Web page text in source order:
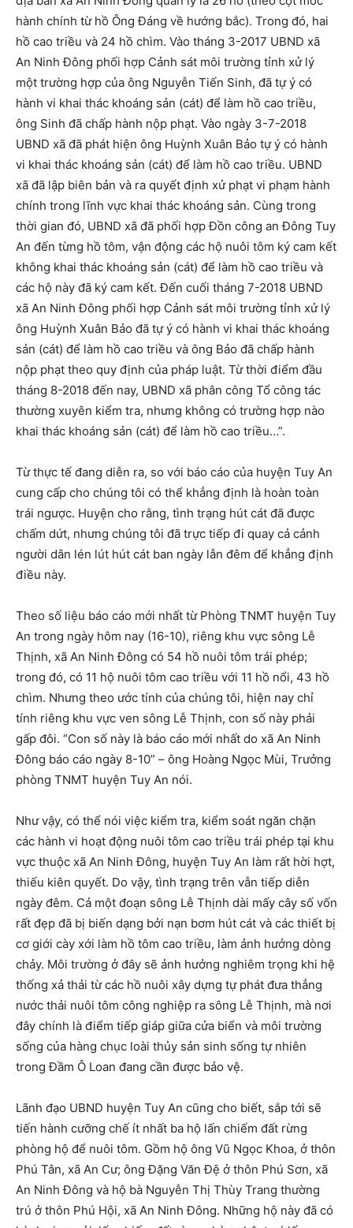
hành chính từ hồ Ông Đáng về hướng bắc). Trong đó, hai
hồ cao triều và 24 hồ chìm. Vào tháng 3-2017 UBND xã
An Ninh Đông phối hợp Cảnh sát môi trường tỉnh xử lý
một trường hợp của ông Nguyễn Tiến Sinh, đã tự ý có
hành vi khai thác khoáng sản (cát) để làm hồ cao triều,
ông Sinh đã chấp hành nộp phạt. Vào ngày 3-7-2018
UBND xã đã phát hiện ông Huỳnh Xuân Bảo tự ý có hành
vi khai thác khoáng sản (cát) để làm hồ cao triều. UBND
xã đã lập biên bản và ra quyết định xử phạt vi phạm hành
chính trong lĩnh vực khai thác khoáng sản. Cùng trong
thời gian đó, UBND xã đã phối hợp Đồn công an Đông Tuy
An đến từng hồ tôm, vận động các hộ nuôi tôm ký cam kết
không khai thác khoáng sản (cát) để làm hồ cao triều và
các hộ này đã ký cam kết. Đến cuối tháng 7-2018 UBND
xã An Ninh Đông phối hợp Cảnh sát môi trường tỉnh xử lý
ông Huỳnh Xuân Bảo đã tự ý có hành vi khai thác khoáng
sản (cát) để làm hồ cao triều và ông Bảo đã chấp hành
nộp phạt theo quy định của pháp luật. Từ thời điểm đầu
tháng 8-2018 đến nay, UBND xã phân công Tổ công tác
thường xuyên kiểm tra, nhưng không có trường hợp nào
khai thác khoáng sản (cát) để làm hồ cao triều…”.
Từ thực tế đang diễn ra, so với báo cáo của huyện Tuy An
cung cấp cho chúng tôi có thể khẳng định là hoàn toàn
trái ngược. Huyện cho rằng, tình trạng hút cát đã được
chấm dứt, nhưng chúng tôi đã trực tiếp đi quay cả cảnh
người dân lén lút hút cát ban ngày lẫn đêm để khẳng định
điều này.
Theo số liệu báo cáo mới nhất từ Phòng TNMT huyện Tuy
An trong ngày hôm nay (16-10), riêng khu vực sông Lễ
Thịnh, xã An Ninh Đông có 54 hồ nuôi tôm trái phép;
trong đó, có 11 hộ nuôi tôm cao triều với 11 hồ nổi, 43 hồ
chìm. Nhưng theo ước tính của chúng tôi, hiện nay chỉ
tính riêng khu vực ven sông Lễ Thịnh, con số này phải
gấp đôi. “Con số này là báo cáo mới nhất do xã An Ninh
Đông báo cáo ngày 8-10” – ông Hoàng Ngọc Mùi, Trưởng
phòng TNMT huyện Tuy An nói.
Như vậy, có thể nói việc kiểm tra, kiểm soát ngăn chặn
các hành vi hoạt động nuôi tôm cao triều trái phép tại khu
vực thuộc xã An Ninh Đông, huyện Tuy An làm rất hời hợt,
thiếu kiên quyết. Do vậy, tình trạng trên vẫn tiếp diễn
ngày đêm. Cả một đoạn sông Lễ Thịnh dài mấy cây số vốn
rất đẹp đã bị biến dạng bởi nạn bơm hút cát và các thiết bị
cơ giới cày xới làm hồ tôm cao triều, làm ảnh hưởng dòng
chảy. Môi trường ở đây sẽ ảnh hưởng nghiêm trọng khi hệ
thống xả thải từ các hồ nuôi xây dựng tự phát đưa thẳng
nước thải nuôi tôm công nghiệp ra sông Lễ Thịnh, mà nơi
đây chính là điểm tiếp giáp giữa cửa biển và môi trường
sống của hàng chục loài thủy sản sinh sống tự nhiên
trong Đầm Ô Loan đang cần được bảo vệ.
Lãnh đạo UBND huyện Tuy An cũng cho biết, sắp tới sẽ
tiến hành cưỡng chế ít nhất ba hộ lấn chiếm đất rừng
phòng hộ để nuôi tôm. Gồm hộ ông Vũ Ngọc Khoa, ở thôn
Phú Tân, xã An Cư; ông Đặng Văn Đệ ở thôn Phú Sơn, xã
An Ninh Đông và hộ bà Nguyễn Thị Thùy Trang thường
trú ở thôn Phú Hội, xã An Ninh Đông. Những hộ này đã có